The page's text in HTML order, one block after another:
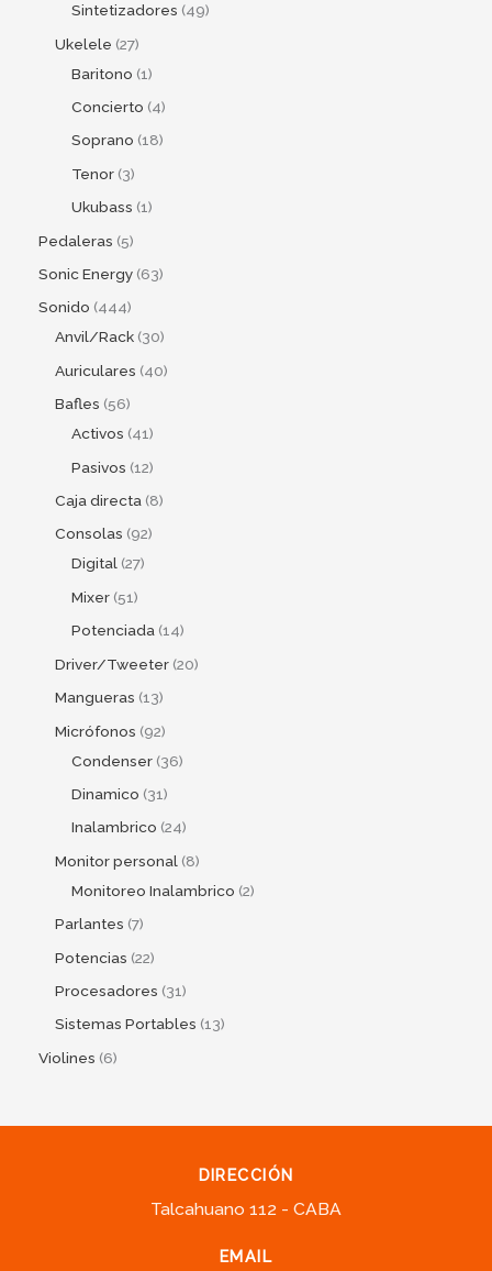
Sintetizadores 49
Ukelele 27
Baritono 1
Concierto 4
Soprano 18
Tenor 3
Ukubass 1
Pedaleras 5
Sonic Energy 63
Sonido 444
Anvil/Rack 30
Auriculares 40
Bafles 56
Activos 41
Pasivos 12
Caja directa 8
Consolas 92
Digital 27
Mixer 51
Potenciada 14
Driver/Tweeter 20
Mangueras 13
Micrófonos 92
Condenser 36
Dinamico 31
Inalambrico 24
Monitor personal 8
Monitoreo Inalambrico 2
Parlantes 7
Potencias 22
Procesadores 31
Sistemas Portables 13
Violines 6
DIRECCIÓN
Talcahuano 112 - CABA
EMAIL